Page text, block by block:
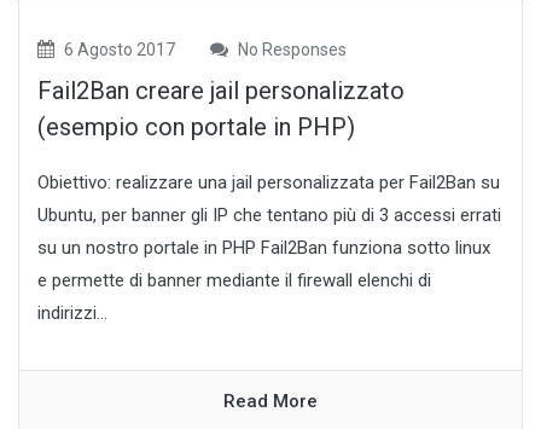
6 Agosto 2017 No Responses
Fail2Ban creare jail personalizzato
(esempio con portale in PHP)
Obiettivo: realizzare una jail personalizzata per Fail2Ban su
Ubuntu, per banner gli IP che tentano più di 3 accessi errati
su un nostro portale in PHP Fail2Ban funziona sotto linux
e permette di banner mediante il firewall elenchi di
indirizzi...
Read More